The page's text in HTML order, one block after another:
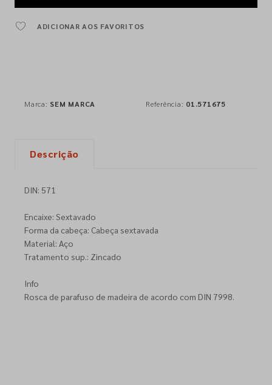
ADICIONAR AOS FAVORITOS
Marca: SEM MARCA Referência: 01.571675
Descrição
DIN: 571
Encaixe: Sextavado
Forma da cabeça: Cabeça sextavada
Material: Aço
Tratamento sup.: Zincado
Info
Rosca de parafuso de madeira de acordo com DIN 7998.